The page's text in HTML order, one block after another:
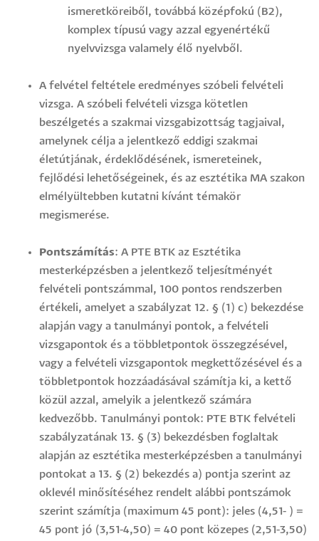
ismeretköreiből, továbbá középfokú (B2),
komplex típusú vagy azzal egyenértékű
nyelvvizsga valamely élő nyelvből.
A felvétel feltétele eredményes szóbeli felvételi
vizsga. A szóbeli felvételi vizsga kötetlen
beszélgetés a szakmai vizsgabizottság tagjaival,
amelynek célja a jelentkező eddigi szakmai
életútjának, érdeklődésének, ismereteinek,
fejlődési lehetőségeinek, és az esztétika MA szakon
elmélyültebben kutatni kívánt témakör
megismerése.
Pontszámítás: A PTE BTK az Esztétika
mesterképzésben a jelentkező teljesítményét
felvételi pontszámmal, 100 pontos rendszerben
értékeli, amelyet a szabályzat 12. § (1) c) bekezdése
alapján vagy a tanulmányi pontok, a felvételi
vizsgapontok és a többletpontok összegzésével,
vagy a felvételi vizsgapontok megkettőzésével és a
többletpontok hozzáadásával számítja ki, a kettő
közül azzal, amelyik a jelentkező számára
kedvezőbb. Tanulmányi pontok: PTE BTK felvételi
szabályzatának 13. § (3) bekezdésben foglaltak
alapján az esztétika mesterképzésben a tanulmányi
pontokat a 13. § (2) bekezdés a) pontja szerint az
oklevél minősítéséhez rendelt alábbi pontszámok
szerint számítja (maximum 45 pont): jeles (4,51- ) =
45 pont jó (3,51-4,50) = 40 pont közepes (2,51-3,50)